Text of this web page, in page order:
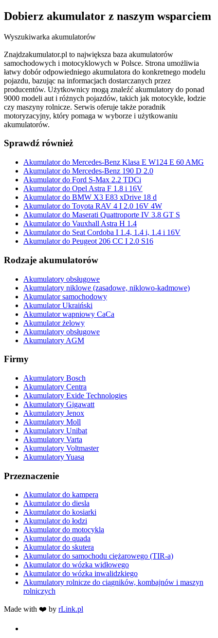
Dobierz akumulator z naszym wsparciem
Wyszukiwarka akumulatorów
Znajdzakumulator.pl to największa baza akumulatorów
samochodowych i motocyklowych w Polsce. Strona umożliwia
łatwy dobór odpowiedniego akumulatora do konkretnego modelu
pojazdu, bazując na informacjach dostarczanych przez
producentów. Użytkownicy mogą znaleźć akumulatory do ponad
9000 modeli aut i różnych pojazdów, takich jak motocykle, łodzie
czy maszyny rolnicze. Serwis oferuje także poradnik
motoryzacyjny, który pomaga w wyborze i użytkowaniu
akumulatorów.
Sprawdź również
Akumulator do Mercedes-Benz Klasa E W124 E 60 AMG
Akumulator do Mercedes-Benz 190 D 2.0
Akumulator do Ford S-Max 2.2 TDCi
Akumulator do Opel Astra F 1.8 i 16V
Akumulator do BMW X3 E83 xDrive 18 d
Akumulator do Toyota RAV 4 I 2.0 16V 4W
Akumulator do Maserati Quattroporte IV 3.8 GT S
Akumulator do Vauxhall Astra H 1.4
Akumulator do Seat Cordoba I 1.4, 1.4 i, 1.4 i 16V
Akumulator do Peugeot 206 CC I 2.0 S16
Rodzaje akumulatorów
Akumulatory obsługowe
Akumulatory niklowe (zasadowe, niklowo-kadmowe)
Akumulator samochodowy
Akumulator Ukraiński
Akumulator wapniowy CaCa
Akumulator żelowy
Akumulatory obsługowe
Akumulatory AGM
Firmy
Akumulatory Bosch
Akumulatory Centra
Akumulatory Exide Technologies
Akumulatory Gigawatt
Akumulatory Jenox
Akumulatory Moll
Akumulatory Unibat
Akumulatory Varta
Akumulatory Voltmaster
Akumulatory Yuasa
Przeznaczenie
Akumulator do kampera
Akumulator do diesla
Akumulator do kosiarki
Akumulator do łodzi
Akumulator do motocykla
Akumulator do quada
Akumulator do skutera
Akumulator do samochodu ciężarowego (TIR-a)
Akumulator do wózka widłowego
Akumulator do wózka inwalidzkiego
Akumulatory rolnicze do ciągników, kombajnów i maszyn
rolniczych
Made with ❤️ by rLink.pl